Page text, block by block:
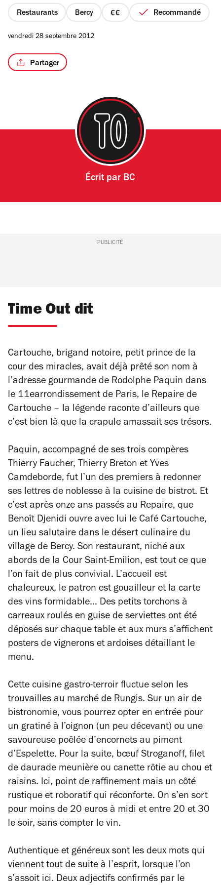
étoiles
Restaurants Bercy
prix
Recommandé
vendredi 28 septembre 2012
Partager
Écrit par BC
PUBLICITÉ
Time Out dit
Cartouche, brigand notoire, petit prince de la
cour des miracles, avait déjà prêté son nom à
l’adresse gourmande de Rodolphe Paquin dans
le 11earrondissement de Paris, le Repaire de
Cartouche – la légende raconte d’ailleurs que
c’est bien là que la crapule amassait ses trésors.
Paquin, accompagné de ses trois compères
Thierry Faucher, Thierry Breton et Yves
Camdeborde, fut l’un des premiers à redonner
ses lettres de noblesse à la cuisine de bistrot. Et
c’est après onze ans passés au Repaire, que
Benoît Djenidi ouvre avec lui le Café Cartouche,
un lieu salutaire dans le désert culinaire du
village de Bercy. Son restaurant, niché aux
abords de la Cour Saint-Emilion, est tout ce que
l’on fait de plus convivial. L’accueil est
chaleureux, le patron est gouailleur et la carte
des vins formidable... Des petits torchons à
carreaux roulés en guise de serviettes ont été
déposés sur chaque table et aux murs s’affichent
posters de vignerons et ardoises détaillant le
menu.
Cette cuisine gastro-terroir fluctue selon les
trouvailles au marché de Rungis. Sur un air de
bistronomie, vous pourrez opter en entrée pour
un gratiné à l’oignon (un peu décevant) ou une
savoureuse poêlée d’encornets au piment
d’Espelette. Pour la suite, bœuf Stroganoff, filet
de daurade meunière ou canette rôtie au chou et
raisins. Ici, point de raffinement mais un côté
rustique et roboratif qui réconforte. On s’en sort
pour moins de 20 euros à midi et entre 20 et 30
le soir, sans compter le vin.
Authentique et généreux sont les deux mots qui
viennent tout de suite à l’esprit, lorsque l’on
s’assoit ici. Deux adjectifs confirmés par le